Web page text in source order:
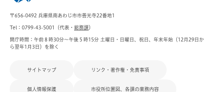
〒656-0492 兵庫県南あわじ市市善光寺22番地1
Tel：0799-43-5001（代表・ 総務課）
開庁時間：午前８時30分～午後５時15分 土曜日・日曜日、祝日、年末年始（12月29日か
ら翌年1月3日）を除く
サイトマップ リンク・著作権・免責事項
個人情報保護 市役所位置図、各課の業務内容